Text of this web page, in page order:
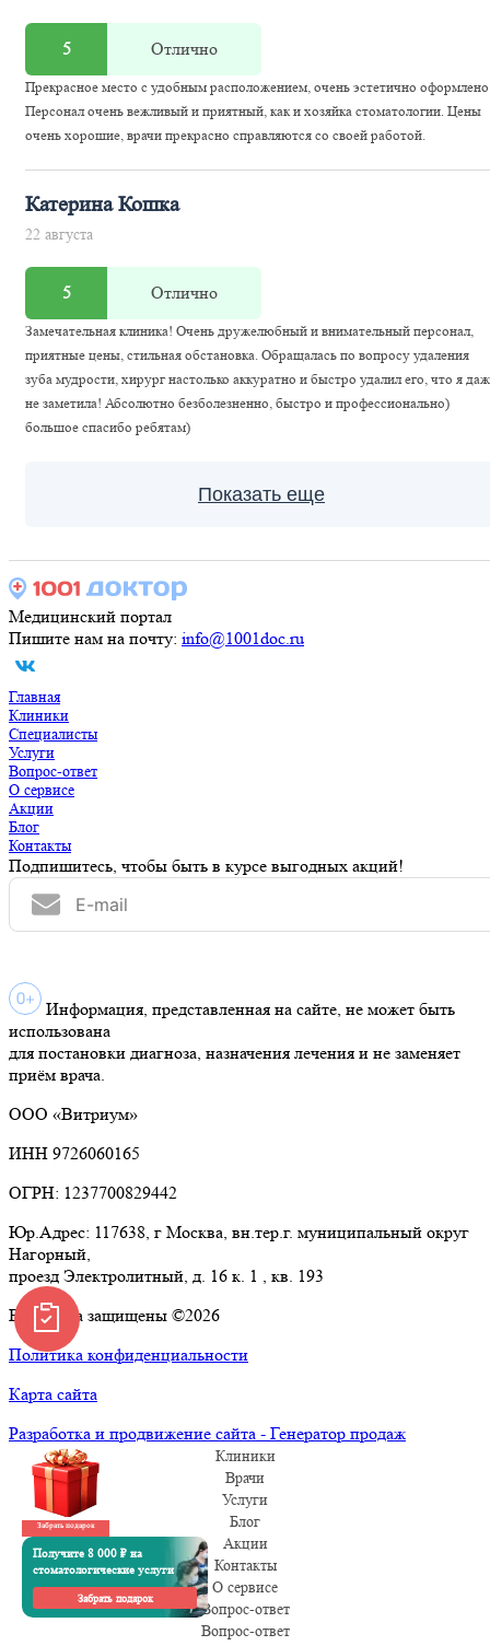
5 Отлично
Прекрасное место с удобным расположением, очень эстетично
Персонал очень вежливый и приятный, как и хозяйка стоматологии. Цены
очень хорошие, врачи прекрасно справляются со своей работой.
Катерина Кошка
22 августа
5 Отлично
Замечательная клиника! Очень дружелюбный и внимательный персонал,
приятные цены, стильная обстановка. Обращалась по вопросу удаления
зуба мудрости, хирург настолько аккуратно и быстро удалил его, что я
не заметила! Абсолютно безболезненно, быстро и профессионально)
большое спасибо ребятам)
Показать еще
Медицинский портал
Пишите нам на почту: info@1001doc.ru
Главная
Клиники
Специалисты
Услуги
Вопрос-ответ
О сервисе
Акции
Блог
Контакты
Подпишитесь, чтобы быть в курсе выгодных акций!
Информация, представленная на сайте, не может быть
использована
для постановки диагноза, назначения лечения и не заменяет
приём врача.
ООО «Витриум»
ИНН 9726060165
ОГРН: 1237700829442
Юр.Адрес: 117638, г Москва, вн.тер.г. муниципальный округ
Нагорный,
проезд Электролитный, д. 16 к. 1 , кв. 193
Все права защищены ©2026
Политика конфиденциальности
Карта сайта
Разработка и продвижение сайта - Генератор продаж
Клиники
Врачи
Услуги
Блог
Акции
Контакты
О сервисе
Вопрос-ответ
Вопрос-ответ
Забрать подарок
Получите 8 000 ₽ на
стоматологические услуги
Забрать подарок